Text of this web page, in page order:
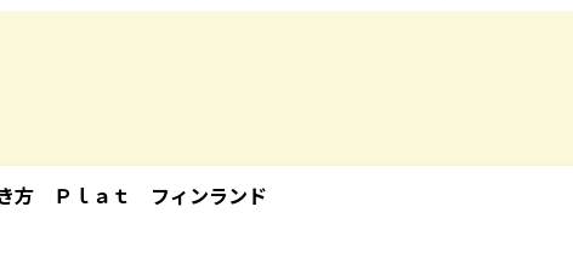
方 Ｐｌａｔ フィンランド